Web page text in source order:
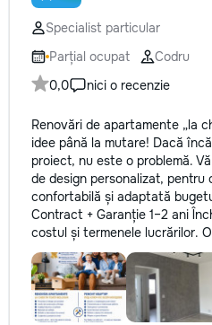
Specialist particular
Parțial ocupat
Codru
0,0
nici o recenzie
Renovări de apartamente „la
idee până la mutare! Dacă
proiect, nu este o problemă.
de design personalizat, pentru
confortabilă și adaptată
Contract + Garanție 1–2 ani
costul și termenele lucrărilor.